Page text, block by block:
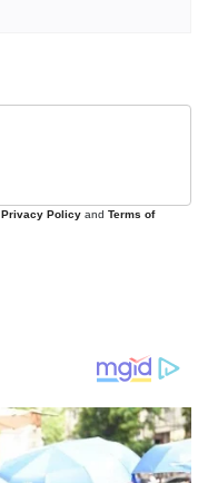
Privacy Policy and Terms of